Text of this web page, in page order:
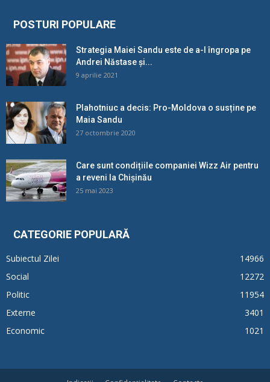
POSTURI POPULARE
Strategia Maiei Sandu este de a-l îngropa pe
Andrei Năstase și...
9 aprilie 2021
Plahotniuc a decis: Pro-Moldova o susține pe
Maia Sandu
27 octombrie 2020
Care sunt condițiile companiei Wizz Air pentru
a reveni la Chișinău
25 mai 2023
CATEGORIE POPULARĂ
Subiectul Zilei
14966
Social
12272
Politic
11954
Externe
3401
Economic
1021